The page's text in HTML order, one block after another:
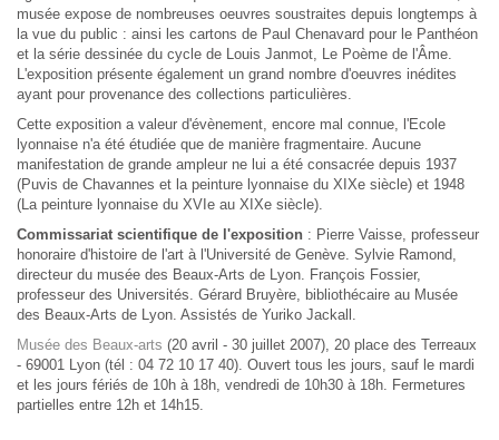
musée expose de nombreuses oeuvres soustraites depuis longtemps à
la vue du public : ainsi les cartons de Paul Chenavard pour le Panthéon
et la série dessinée du cycle de Louis Janmot, Le Poème de l'Âme.
L'exposition présente également un grand nombre d'oeuvres inédites
ayant pour provenance des collections particulières.
Cette exposition a valeur d'évènement, encore mal connue, l'Ecole
lyonnaise n'a été étudiée que de manière fragmentaire. Aucune
manifestation de grande ampleur ne lui a été consacrée depuis 1937
(Puvis de Chavannes et la peinture lyonnaise du XIXe siècle) et 1948
(La peinture lyonnaise du XVIe au XIXe siècle).
Commissariat scientifique de l'exposition : Pierre Vaisse, professeur
honoraire d'histoire de l'art à l'Université de Genève. Sylvie Ramond,
directeur du musée des Beaux-Arts de Lyon. François Fossier,
professeur des Universités. Gérard Bruyère, bibliothécaire au Musée
des Beaux-Arts de Lyon. Assistés de Yuriko Jackall .
Musée des Beaux-arts (20 avril - 30 juillet 2007), 20 place des Terreaux
- 69001 Lyon (tél : 04 72 10 17 40). Ouvert tous les jours, sauf le mardi
et les jours fériés de 10h à 18h, vendredi de 10h30 à 18h. Fermetures
partielles entre 12h et 14h15.